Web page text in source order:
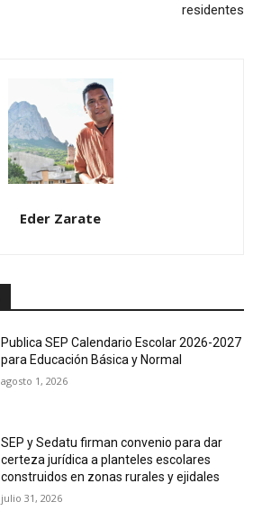
residentes
Eder Zarate
Publica SEP Calendario Escolar 2026-2027
para Educación Básica y Normal
agosto 1, 2026
SEP y Sedatu firman convenio para dar
certeza jurídica a planteles escolares
construidos en zonas rurales y ejidales
julio 31, 2026